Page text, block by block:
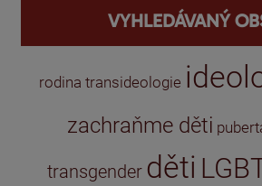
VYHLEDÁVANÝ
rodina transideologie
zachraňme děti
transgender děti